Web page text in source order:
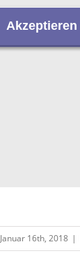
Akzeptieren
Januar 16th, 2018 |